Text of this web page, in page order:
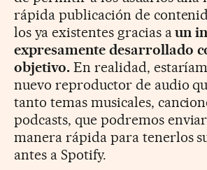
rápida publicación de
los ya existentes gracias aun
expresamente desarrollado
objetivo.En realidad,
nuevo reproductor de audio
tanto temas musicales,
podcasts, que podremos
manera rápida para tenerlos
antes a Spotify.